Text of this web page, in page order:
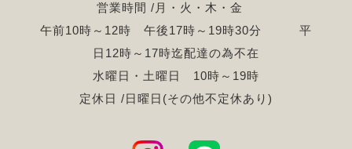
営業時間 /月・火・木・金
午前10時～12時 午後17時～19時30分 平
日12時～17時迄配達の為不在
水曜日・土曜日 10時～19時
定休日 /日曜日(その他不定休あり)